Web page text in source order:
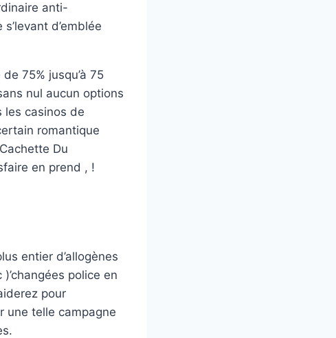
anti-
d’emblée
75% jusqu’à 75
nul aucun options
les casinos de
romantique
Du
en prend , !
entier d’allogènes
police en
pour
une telle campagne